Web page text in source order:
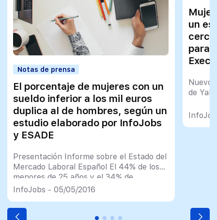
Notas de prensa
El porcentaje de mujeres con un
sueldo inferior a los mil euros
duplica al de hombres, según un
estudio elaborado por InfoJobs
y ESADE
Presentación Informe sobre el Estado del
Mercado Laboral Español El 44% de los
menores de 25 años y el 34% de
trabajadores con estudios básicos admite
mes Las empresas españolas defienden
un incremento del salario mínimo
InfoJobs - 05/05/2016
un
para
de